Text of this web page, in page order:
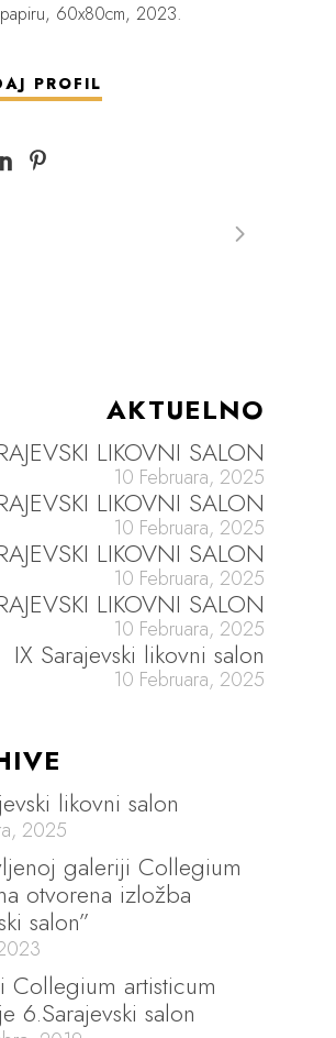
60x80cm, 2023.
PROFIL
AKTUELNO
LIKOVNI SALON
10 Februara, 2025
LIKOVNI SALON
10 Februara, 2025
LIKOVNI SALON
10 Februara, 2025
LIKOVNI SALON
10 Februara, 2025
IX Sarajevski likovni salon
10 Februara, 2025
likovni salon
2025
galeriji Collegium
otvorena izložba
salon”
Collegium artisticum
6.Sarajevski salon